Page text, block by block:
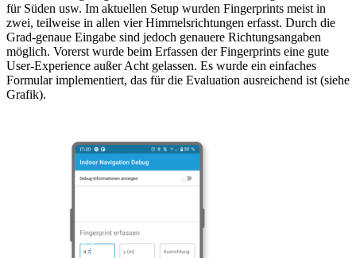
für Süden usw. Im aktuellen Setup wurden Fingerprints meist in
zwei, teilweise in allen vier Himmelsrichtungen erfasst. Durch die
Grad-genaue Eingabe sind jedoch genauere Richtungsangaben
möglich. Vorerst wurde beim Erfassen der Fingerprints eine gute
User-Experience außer Acht gelassen. Es wurde ein einfaches
Formular implementiert, das für die Evaluation ausreichend ist (siehe
Grafik).